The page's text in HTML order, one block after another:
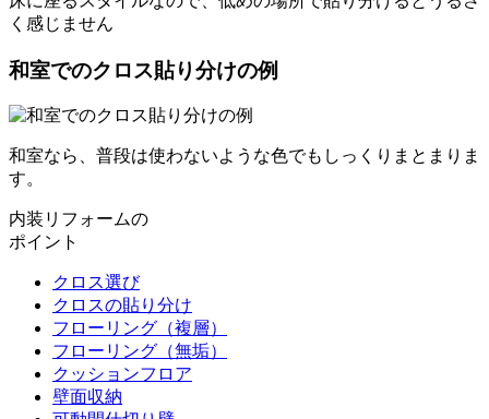
く感じません
和室でのクロス貼り分けの例
和室なら、普段は使わないような色でもしっくりまとまりま
す。
内装リフォームの
ポイント
クロス選び
クロスの貼り分け
フローリング（複層）
フローリング（無垢）
クッションフロア
壁面収納